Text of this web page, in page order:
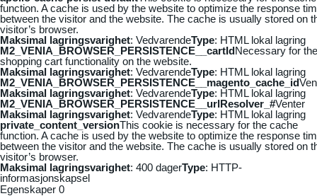
function. A cache is used by the website to optimize the response
between the visitor and the website. The cache is usually stored on
visitor’s browser.
Maksimal lagringsvarighet: VedvarendeType: HTML lokal lagring
M2_VENIA_BROWSER_PERSISTENCE__cartIdNecessary for the
shopping cart functionality on the website.
Maksimal lagringsvarighet: VedvarendeType: HTML lokal lagring
M2_VENIA_BROWSER_PERSISTENCE__magento_cache_id
Maksimal lagringsvarighet: VedvarendeType: HTML lokal lagring
M2_VENIA_BROWSER_PERSISTENCE__urlResolver_#Venter
Maksimal lagringsvarighet: VedvarendeType: HTML lokal lagring
private_content_versionThis cookie is necessary for the cache
function. A cache is used by the website to optimize the response
between the visitor and the website. The cache is usually stored on
visitor’s browser.
Maksimal lagringsvarighet: 400 dagerType: HTTP-
informasjonskapsel
Egenskaper 0